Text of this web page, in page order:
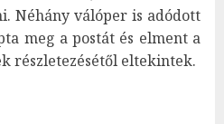
Néhány válóper is adódott
meg a postát és elment a
részletezésétől eltekintek.